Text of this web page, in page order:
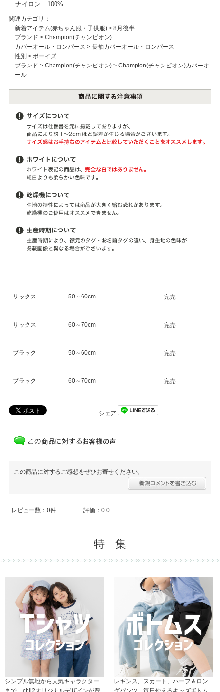
ナイロン 100%
関連カテゴリ：
新着アイテム(赤ちゃん服・子供服)> 8月後半
ブランド > Champion(チャンピオン)
カバーオール・ロンパース > 長袖カバーオール・ロンパース
性別 > ボーイズ
ブランド > Champion(チャンピオン)> Champion(チャンピオン)カバーオ
ール
サックス 50～60cm 完売
サックス 60～70cm 完売
ブラック 50～60cm 完売
ブラック 60～70cm 完売
シェア
この商品に対するご感想をぜひお寄せください。
レビュー数：0件 評価：0.0
特 集
シンプル無地から人気キャラクター
レギンス、スカート、ハーフ＆ロン